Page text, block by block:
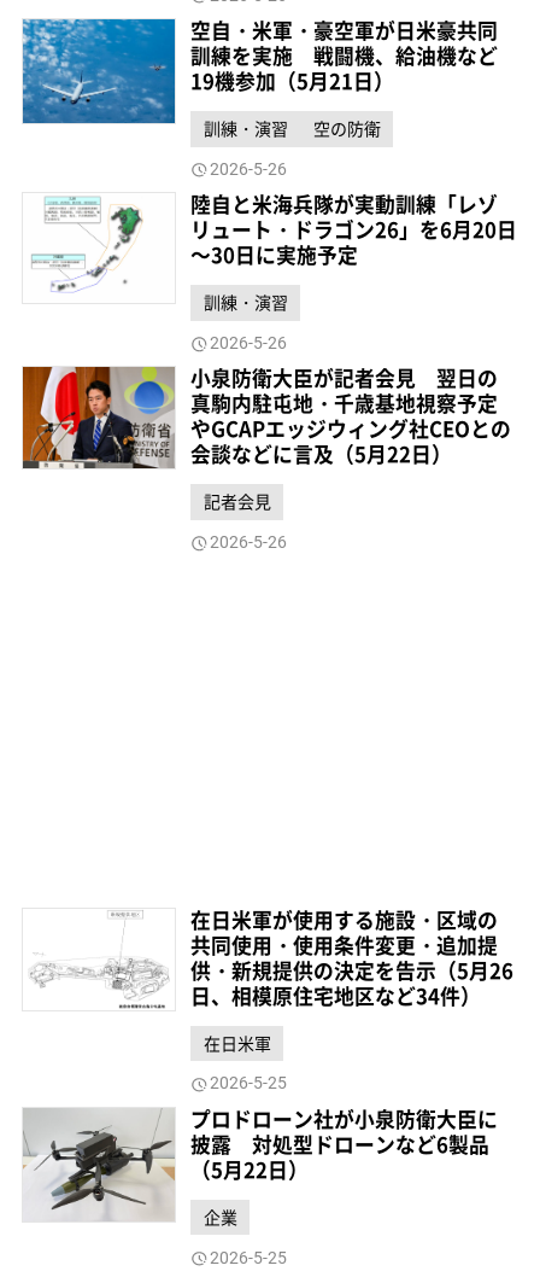
空自・米軍・豪空軍が日米豪共同
訓練を実施 戦闘機、給油機など
19機参加（5月21日）
訓練・演習 空の防衛
2026-5-26
陸自と米海兵隊が実動訓練「レゾ
リュート・ドラゴン26」を6月20日
～30日に実施予定
訓練・演習
2026-5-26
小泉防衛大臣が記者会見 翌日の
真駒内駐屯地・千歳基地視察予定
やGCAPエッジウィング社CEOとの
会談などに言及（5月22日）
記者会見
2026-5-26
在日米軍が使用する施設・区域の
共同使用・使用条件変更・追加提
供・新規提供の決定を告示（5月26
日、相模原住宅地区など34件）
在日米軍
2026-5-25
プロドローン社が小泉防衛大臣に
披露 対処型ドローンなど6製品
（5月22日）
企業
2026-5-25